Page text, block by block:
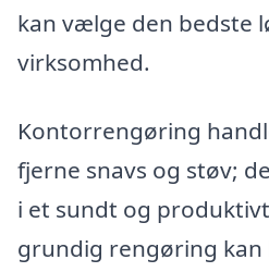
kan vælge den bedste
virksomhed.
Kontorrengøring
fjerne snavs og støv;
i et sundt og
grundig rengøring